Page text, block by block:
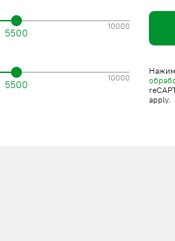
5500
10000
5500
10000
apply.